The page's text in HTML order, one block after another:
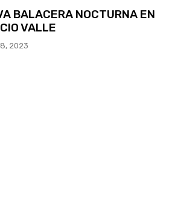
BALACERA NOCTURNA EN
VALLE
2023